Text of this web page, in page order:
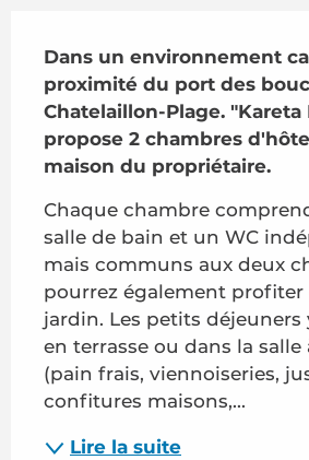
Dans un environnement
proximité du port des
Chatelaillon-Plage. "Kareta
propose 2 chambres
maison du propriétaire.
Chaque chambre
salle de bain et un WC
mais communs aux deux
pourrez également profiter
jardin. Les petits déjeuners
en terrasse ou dans la salle
(pain frais, viennoiseries,
confitures maisons,...
Lire la suite